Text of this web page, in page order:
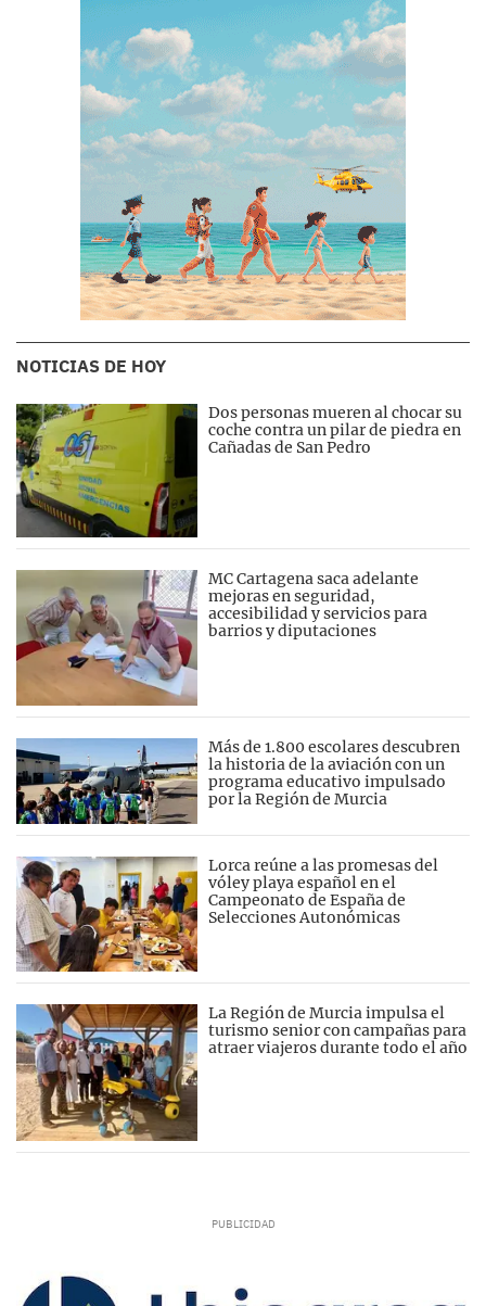
NOTICIAS DE HOY
Dos personas mueren al chocar su
coche contra un pilar de piedra en
Cañadas de San Pedro
MC Cartagena saca adelante
mejoras en seguridad,
accesibilidad y servicios para
barrios y diputaciones
Más de 1.800 escolares descubren
la historia de la aviación con un
programa educativo impulsado
por la Región de Murcia
Lorca reúne a las promesas del
vóley playa español en el
Campeonato de España de
Selecciones Autonómicas
La Región de Murcia impulsa el
turismo senior con campañas para
atraer viajeros durante todo el año